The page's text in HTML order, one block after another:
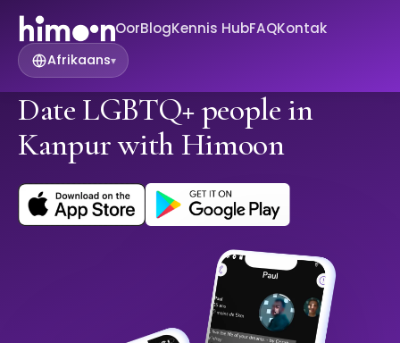
OorBlogKennis HubFAQKontak
Afrikaans▾
Date LGBTQ+ people in
Kanpur with Himoon